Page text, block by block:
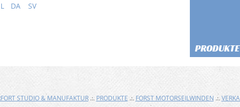
DA SV
PRODUKTE
STUDIO & MANUFAKTUR.:. PRODUKTE .:. FORST MOTORSEILWINDEN .:.